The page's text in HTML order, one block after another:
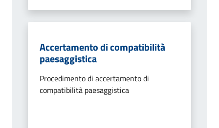
Accertamento di compatibilità
paesaggistica
Procedimento di accertamento di
compatibilità paesaggistica